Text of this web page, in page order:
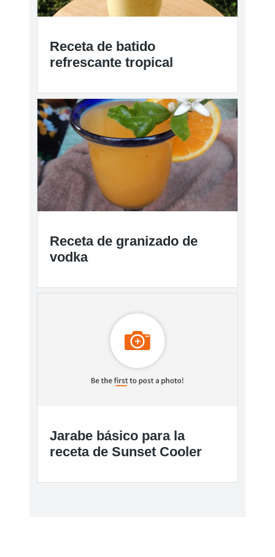
Receta de batido
refrescante tropical
Receta de granizado de
vodka
Jarabe básico para la
receta de Sunset Cooler